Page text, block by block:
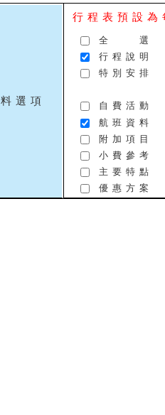
選項
行程表預設
全 選
行程說明
特別安排
自費活動
航班資料
附加項目
小費參考
主要特點
優惠方案